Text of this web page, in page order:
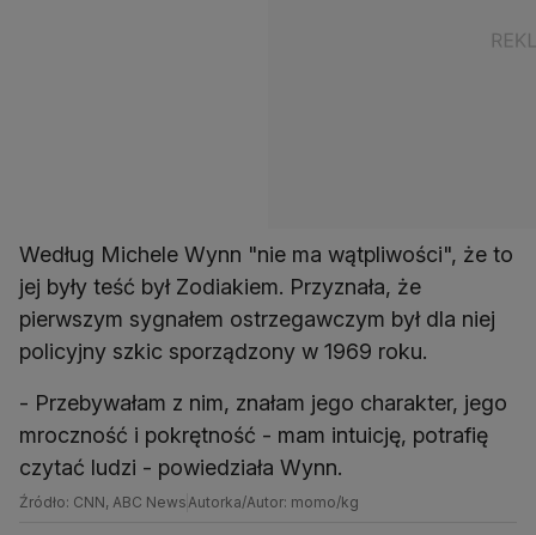
Według Michele Wynn "nie ma wątpliwości", że to
jej były teść był Zodiakiem. Przyznała, że
pierwszym sygnałem ostrzegawczym był dla niej
policyjny szkic sporządzony w 1969 roku.
- Przebywałam z nim, znałam jego charakter, jego
mroczność i pokrętność - mam intuicję, potrafię
czytać ludzi - powiedziała Wynn.
Źródło: CNN, ABC News Autorka/Autor: momo/kg